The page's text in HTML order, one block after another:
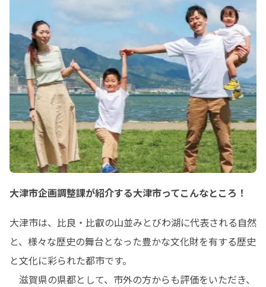
大津市企画調整課が紹介する大津市ってこんなところ！
大津市は、比良・比叡の山並みとびわ湖に代表される自然
と、様々な歴史の舞台となった豊かな文化財を有する歴史
と文化に彩られた都市です。
滋賀県の県都として、市外の方からも評価をいただき、